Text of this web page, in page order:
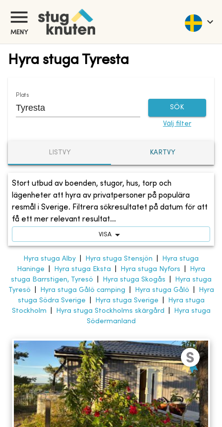
MENY
Hyra stuga Tyresta
Plats
SÖK
Välj filter
LISTVY KARTVY
Stort utbud av boenden, stugor, hus, torp och
lägenheter att hyra av privatpersoner på populära
resmål i Sverige. Filtrera sökresultatet på datum för att
få ett mer relevant resultat...
VISA
Hyra stuga Alby Hyra stuga Stensjön
Hyra stuga
Haninge
Hyra stuga Eksta Hyra stuga Nyfors
Hyra
stuga Barrstigen, Tyresö
Hyra stuga Skogås
Hyra stuga
Tyresö
Hyra stuga Gålö camping Hyra stuga Gålö
Hyra
stuga Södra Sverige
Hyra stuga Sverige
Hyra stuga
Stockholm
Hyra stuga Stockholms skärgård
Hyra stuga
Södermanland